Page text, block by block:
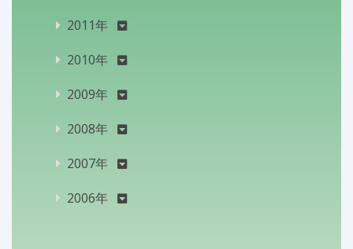
2011年
2010年
2009年
2008年
2007年
2006年